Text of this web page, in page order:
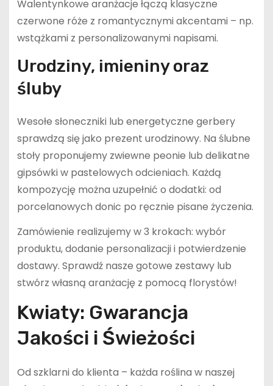
Walentynkowe aranżacje łączą klasyczne
czerwone róże z romantycznymi akcentami – np.
wstążkami z personalizowanymi napisami.
Urodziny, imieniny oraz
śluby
Wesołe słoneczniki lub energetyczne gerbery
sprawdzą się jako prezent urodzinowy. Na ślubne
stoły proponujemy zwiewne peonie lub delikatne
gipsówki w pastelowych odcieniach. Każdą
kompozycję można uzupełnić o dodatki: od
porcelanowych donic po ręcznie pisane życzenia.
Zamówienie realizujemy w 3 krokach: wybór
produktu, dodanie personalizacji i potwierdzenie
dostawy. Sprawdź nasze gotowe zestawy lub
stwórz własną aranżację z pomocą florystów!
Kwiaty: Gwarancja
Jakości i Świeżości
Od szklarni do klienta – każda roślina w naszej